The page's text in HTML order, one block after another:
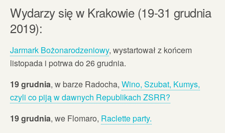
Wydarzy się w Krakowie (19-31 grudnia
2019):
Jarmark Bożonarodzeniowy, wystartował z końcem
listopada i potrwa do 26 grudnia.
19 grudnia, w barze Radocha, Wino, Szubat, Kumys,
czyli co piją w dawnych Republikach ZSRR?
19 grudnia, we Flomaro, Raclette party.